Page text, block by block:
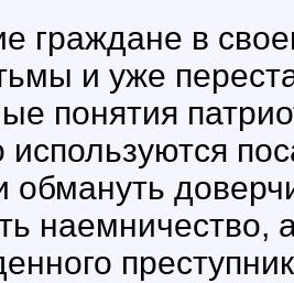
граждане в
и уже
понятия
используются
обмануть